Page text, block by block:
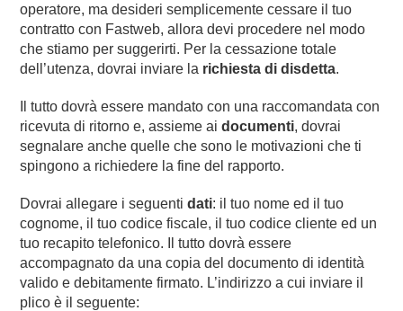
operatore, ma desideri semplicemente cessare il tuo
contratto con Fastweb, allora devi procedere nel modo
che stiamo per suggerirti. Per la cessazione totale
dell’utenza, dovrai inviare la richiesta di disdetta.
Il tutto dovrà essere mandato con una raccomandata con
ricevuta di ritorno e, assieme aidocumenti, dovrai
segnalare anche quelle che sono le motivazioni che ti
spingono a richiedere la fine del rapporto.
Dovrai allegare i seguentidati: il tuo nome ed il tuo
cognome, il tuo codice fiscale, il tuo codice cliente ed un
tuo recapito telefonico. Il tutto dovrà essere
accompagnato da una copia del documento di identità
valido e debitamente firmato. L’indirizzo a cui inviare il
plico è il seguente: